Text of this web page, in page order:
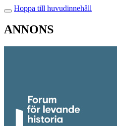
Hoppa till huvudinnehåll
ANNONS